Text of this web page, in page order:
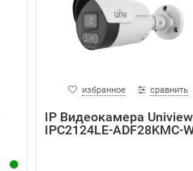
избранное сравнить
IP Видеокамера Uniview
IPC2124LE-ADF28KMC-